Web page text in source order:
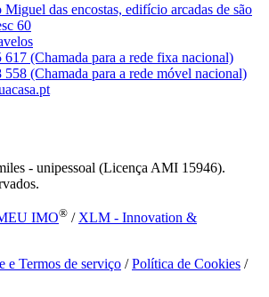
Miguel das encostas, edifício arcadas de são
60
(Chamada para a rede fixa nacional)
(Chamada para a rede móvel nacional)
- unipessoal (Licença AMI 15946).
IMO® / XLM - Innovation &
e Termos de serviço /Política de Cookies /